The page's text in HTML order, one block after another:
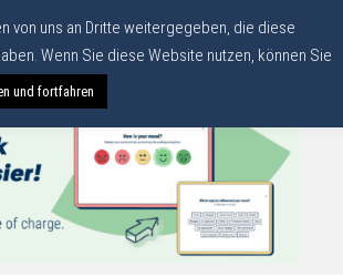
von uns an Dritte weitergegeben, die diese
Wenn Sie diese Website nutzen, können Sie
und fortfahren